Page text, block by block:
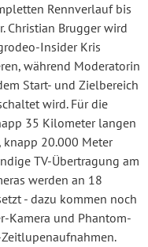
Rennverlauf bis
Christian Brugger wird
Insider Kris
während Moderatorin
Start- und Zielbereich
wird. Für die
35 Kilometer langen
knapp 20.000 Meter
TV-Übertragung am
werden an 18
- dazu kommen noch
Kamera und Phantom-